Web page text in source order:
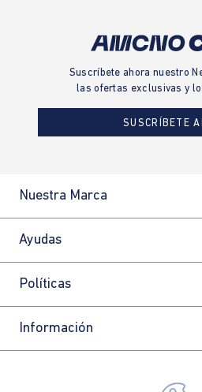
Suscríbete ahora nuestro
las ofertas exclusivas y
SUSCRÍBETE
Nuestra Marca
Ayudas
Políticas
Información